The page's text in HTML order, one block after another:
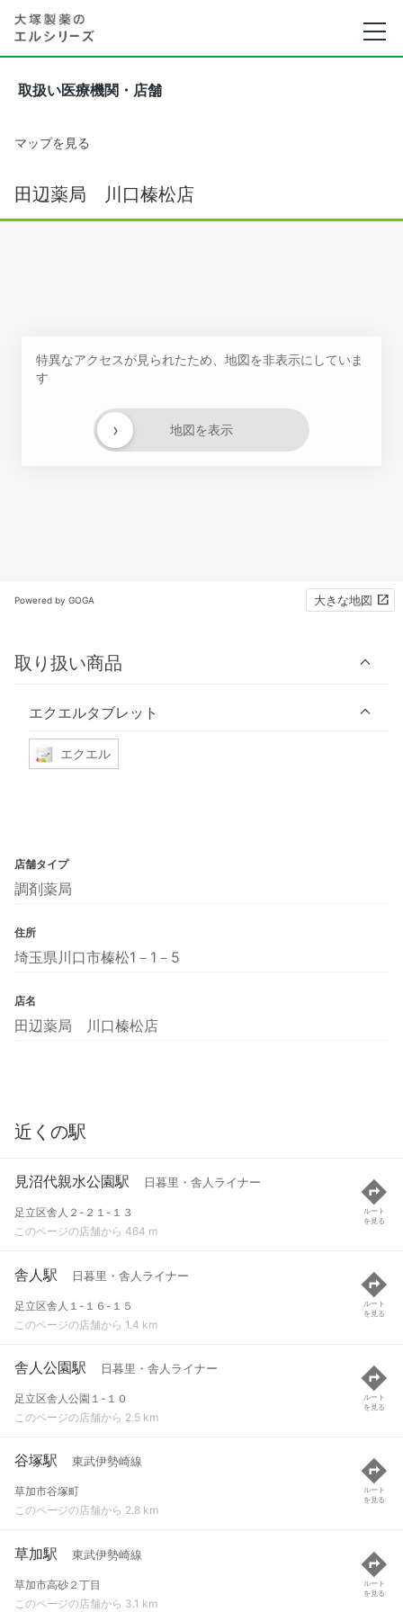
取扱い医療機関・店舗
マップを見る
田辺薬局 川口榛松店
特異なアクセスが見られたため、地図を非表示にしていま
す
地図を表示
›
Powered by GOGA 大きな地図
取り扱い商品
エクエルタブレット
エクエル
店舗タイプ
調剤薬局
住所
埼玉県川口市榛松1－1－5
店名
田辺薬局 川口榛松店
近くの駅
見沼代親水公園駅 日暮里・舎人ライナー
足立区舎人２-２１-１３
このページの店舗から 464 m
ルート
を見る
舎人駅 日暮里・舎人ライナー
足立区舎人１-１６-１５
このページの店舗から 1.4 km
ルート
を見る
舎人公園駅 日暮里・舎人ライナー
足立区舎人公園１-１０
このページの店舗から 2.5 km
ルート
を見る
谷塚駅 東武伊勢崎線
草加市谷塚町
このページの店舗から 2.8 km
ルート
を見る
草加駅 東武伊勢崎線
草加市高砂２丁目
このページの店舗から 3.1 km
ルート
を見る